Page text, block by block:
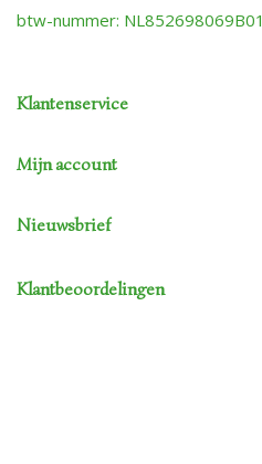
btw-nummer: NL852698069B01
Klantenservice
Mijn account
Nieuwsbrief
Klantbeoordelingen